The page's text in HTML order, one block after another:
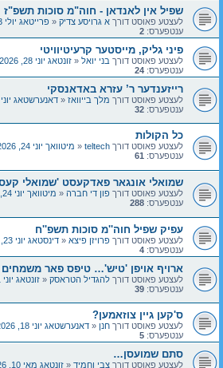
שפיל אין לאנדאן - חוה"מ סוכות תשפ"ז
לעצטע פאוסט דורך א גרויסע צדיק « פרייטאג יולי 03, 2026 2:57 am
ענטפערס: 2
פיני גליק, מייסטער קרעיטיוויטי
לעצטע פאוסט דורך בני יואל « זונטאג יוני 28, 2026 1:54 pm
ענטפערס: 24
רייזענדער ר’ עזרא באדאנסקי
לעצטע פאוסט דורך מלך בייוואז « דאנערשטאג יוני 25, 2026 1:42 pm
ענטפערס: 32
כל הקולות
לעצטע פאוסט דורך teltech
« מיטוואך יוני 24, 2026 5:02 pm
ענטפערס: 61
שמואלי אונגאר פאדקעסט 'שמואלי
לעצטע פאוסט דורך פון די חברה « מיטוואך יוני 24, 2026 2:25 pm
ענטפערס: 288
עפיק שפיל חוה''מ סוכות תשפ''ח
לעצטע פאוסט דורך פרויזן פיצא « דינסטאג יוני 23, 2026 6:39 pm
ענטפערס: 4
ארויף אויפן 'טיש'… טיפס פאר משמחים
לעצטע פאוסט דורך להגדיל הטראסק « זונטאג יוני 21, 2026 6:05 pm
ענטפערס: 39
ס'קען גיין צוזאמען?
לעצטע פאוסט דורך חנן « דאנערשטאג יוני 18, 2026 10:07 pm
ענטפערס: 5
סתם שמועסן…
לעצטע פאוסט דורך צבי וחמיד « זונטאג מאי 10, 2026 1:33 pm